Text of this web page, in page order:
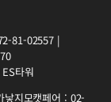
81-02557 |
타워
지모캣페어 : 02-